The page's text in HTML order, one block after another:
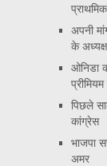
प्राथमिक
अपनी
के
ओनिडा
पिछले
कांग्रेस
भाजपा
अमर